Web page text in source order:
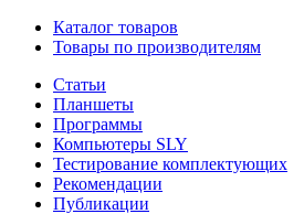
Каталог товаров
Товары по производителям
Статьи
Планшеты
Программы
Компьютеры SLY
Тестирование комплектующих
Рекомендации
Публикации